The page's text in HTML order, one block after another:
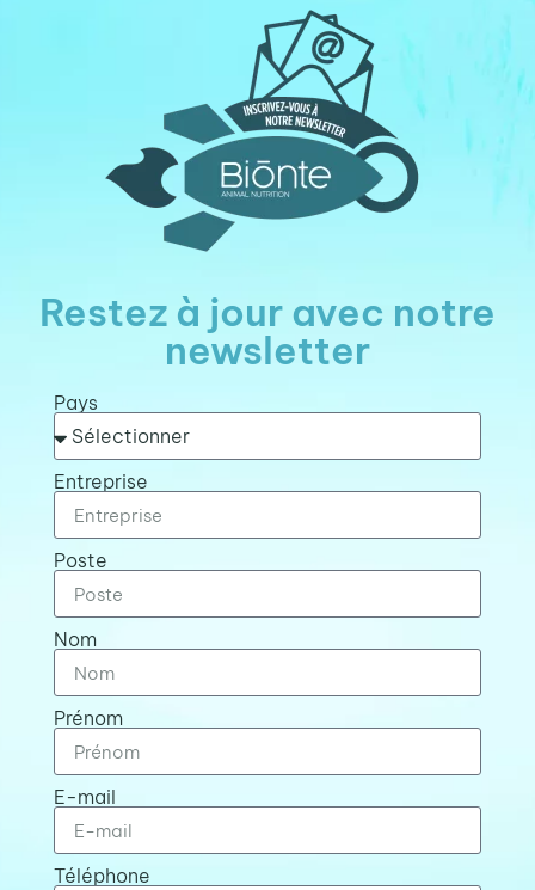
Restez à jour avec notre
newsletter
Pays
Entreprise
Poste
Nom
Prénom
E-mail
Téléphone